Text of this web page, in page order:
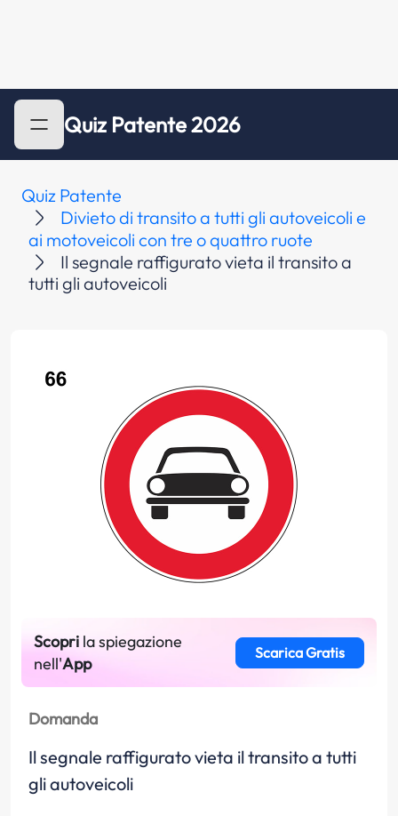
Quiz Patente 2026
Quiz Patente
Divieto di transito a tutti gli autoveicoli e
ai motoveicoli con tre o quattro ruote
Il segnale raffigurato vieta il transito a
tutti gli autoveicoli
Scopri la spiegazione
nell'App
Scarica Gratis
Domanda
Il segnale raffigurato vieta il transito a tutti
gli autoveicoli